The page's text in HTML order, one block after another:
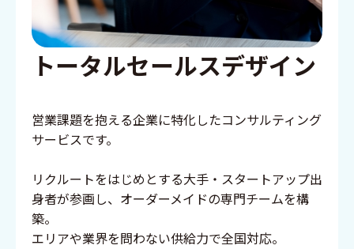
トータルセールスデザイン
営業課題を抱える企業に特化したコンサルティング
サービスです。
リクルートをはじめとする大手・スタートアップ出
身者が参画し、オーダーメイドの専門チームを構
築。
エリアや業界を問わない供給力で全国対応。